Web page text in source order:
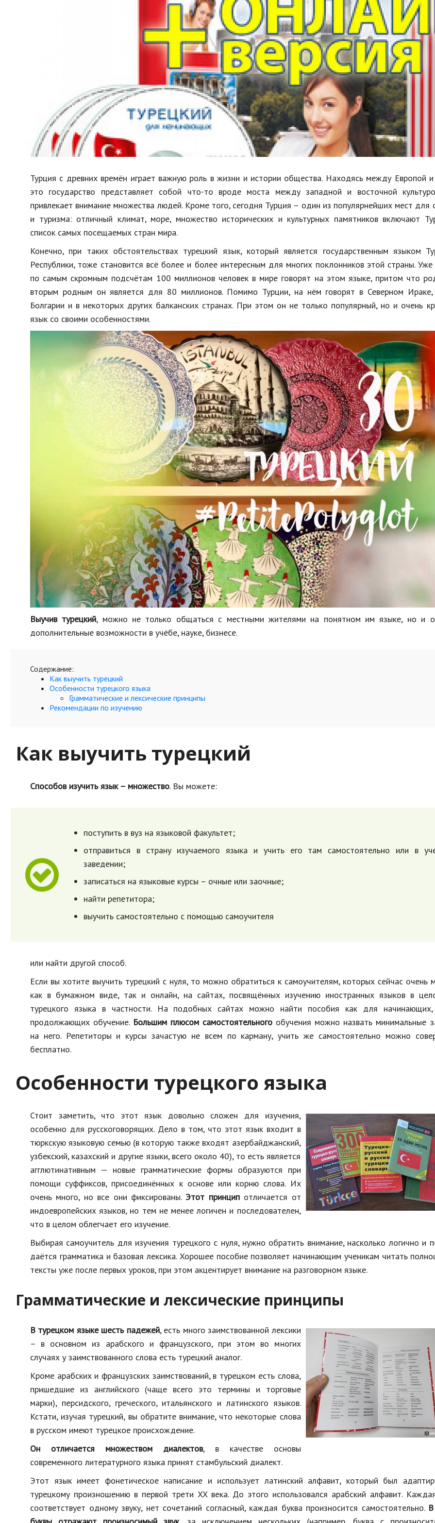
Знаменитости
Недвижимость
Спорт и фитнес
Психология и отношения
Творчество и рукоделие
Разное
Работа и бизнес
Животные
Еда и напитки
Турция с древних времён играет важную роль в жизни и истории общества. Находясь между Европой
это государство представляет собой что-то вроде моста между западной и восточной
привлекает внимание множества людей. Кроме того, сегодня Турция – один из популярнейших мест для
и туризма: отличный климат, море, множество исторических и культурных памятников включают
список самых посещаемых стран мира.
Конечно, при таких обстоятельствах турецкий язык, который является государственным языком
Республики, тоже становится всё более и более интересным для многих поклонников этой страны. Уже
по самым скромным подсчётам 100 миллионов человек в мире говорят на этом языке, притом что
вторым родным он является для 80 миллионов. Помимо Турции, на нём говорят в Северном Ираке,
Болгарии и в некоторых других балканских странах. При этом он не только популярный, но и очень
язык со своими особенностями.
Выучив турецкий, можно не только общаться с местными жителями на понятном им языке, но и
дополнительные возможности в учёбе, науке, бизнесе.
Содержание:
Как выучить турецкий
Особенности турецкого языка
Грамматические и лексические принципы
Рекомендации по изучению
Как выучить турецкий
Способов изучить язык – множество. Вы можете:
поступить в вуз на языковой факультет;
отправиться в страну изучаемого языка и учить его там самостоятельно или в
заведении;
записаться на языковые курсы – очные или заочные;
найти репетитора;
выучить самостоятельно с помощью самоучителя
или найти другой способ.
Если вы хотите выучить турецкий с нуля, то можно обратиться к самоучителям, которых сейчас очень
как в бумажном виде, так и онлайн, на сайтах, посвящённых изучению иностранных языков в
турецкого языка в частности. На подобных сайтах можно найти пособия как для
продолжающих обучение. Большим плюсом самостоятельного обучения можно назвать минимальные
на него. Репетиторы и курсы зачастую не всем по карману, учить же самостоятельно можно
бесплатно.
Особенности турецкого языка
Стоит заметить, что этот язык довольно сложен для изучения,
особенно для русскоговорящих. Дело в том, что этот язык входит в
тюркскую языковую семью (в которую также входят азербайджанский,
узбекский, казахский и другие языки, всего около 40), то есть является
агглютинативным — новые грамматические формы образуются при
помощи суффиксов, присоединённых к основе или корню слова. Их
очень много, но все они фиксированы. Этот принципотличается от
индоевропейских языков, но тем не менее логичен и последователен,
что в целом облегчает его изучение.
Выбирая самоучитель для изучения турецкого с нуля, нужно обратить внимание, насколько логично и
даётся грамматика и базовая лексика. Хорошее пособие позволяет начинающим ученикам читать
тексты уже после первых уроков, при этом акцентирует внимание на разговорном языке.
Грамматические и лексические принципы
В турецком языке шесть падежей, есть много заимствованной лексики
– в основном из арабского и французского, при этом во многих
случаях у заимствованного слова есть турецкий аналог.
Кроме арабских и французских заимствований, в турецком есть слова,
пришедшие из английского (чаще всего это термины и торговые
марки), персидского, греческого, итальянского и латинского языков.
Кстати, изучая турецкий, вы обратите внимание, что некоторые слова
в русском имеют турецкое происхождение.
Он отличается множеством диалектов, в качестве основы
современного литературного языка принят стамбульский диалект.
Этот язык имеет фонетическое написание и использует латинский алфавит, который был
турецкому произношению в первой трети XX века. До этого использовался арабский алфавит.
соответствует одному звуку, нет сочетаний согласный, каждая буква произносится самостоятельно.